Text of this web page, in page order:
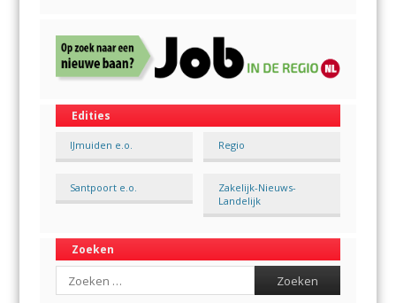
Edities
IJmuiden e.o. Regio
Santpoort e.o.
Zakelijk-Nieuws-
Landelijk
Zoeken
Search